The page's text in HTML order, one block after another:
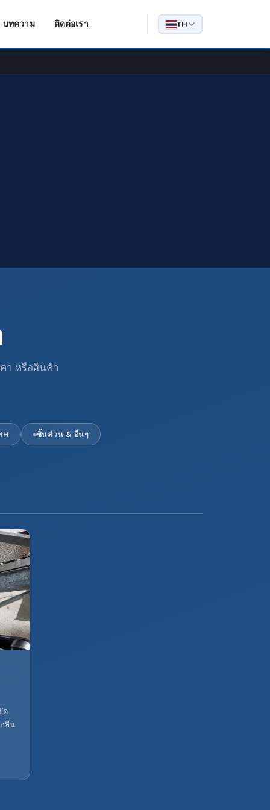
บทความ ติดต่อเรา TH
า หรือสินค้า
ชิ้นส่วน & อื่นๆ
ด
ลื่น